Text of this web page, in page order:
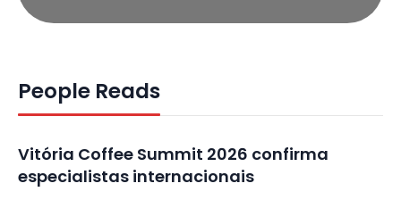
People Reads
Vitória Coffee Summit 2026 confirma
especialistas internacionais